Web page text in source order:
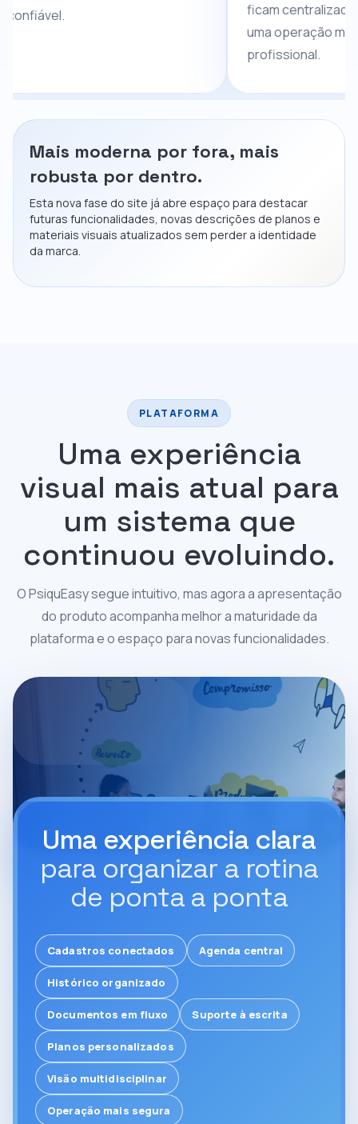
ficam centralizados para
uma operação mais segura e
profissional.
Mais moderna por fora, mais
robusta por dentro.
Esta nova fase do site já abre espaço para destacar
futuras funcionalidades, novas descrições de planos e
materiais visuais atualizados sem perder a identidade
da marca.
PLATAFORMA
Uma experiência
visual mais atual para
um sistema que
continuou evoluindo.
O PsiquEasy segue intuitivo, mas agora a apresentação
do produto acompanha melhor a maturidade da
plataforma e o espaço para novas funcionalidades.
Uma experiência clara
para organizar a rotina
de ponta a ponta
Cadastros conectados Agenda central
Histórico organizado
Documentos em fluxo Suporte à escrita
Planos personalizados
Visão multidisciplinar
Operação mais segura